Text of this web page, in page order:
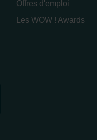
Offres d'emploi
Les WOW ! Awards